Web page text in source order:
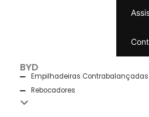
BYD
Empilhadeiras Contrabalançadas
Rebocadores